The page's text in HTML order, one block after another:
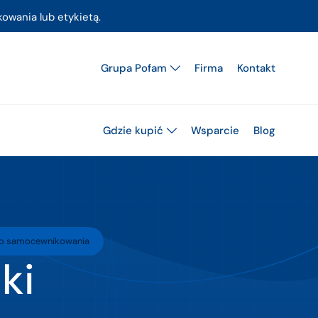
lub etykietą.
Grupa Pofam Firma Kontakt
Gdzie kupić Wsparcie Blog
samocewnikowania